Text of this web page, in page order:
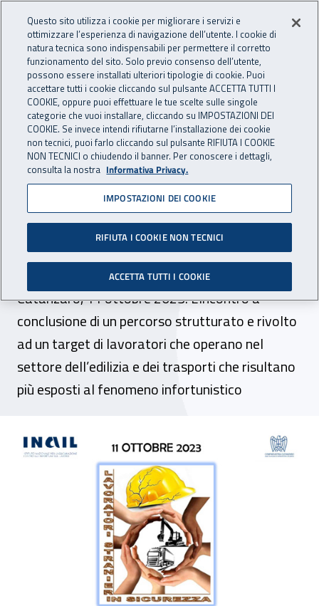
INAIL - Istituto Nazionale
Apri cerca
Navigazione principale
Navigazione - Ti trovi in:
Home Inail comunica Eventi
11 ottobre 2023
Evento - Presentazione
progetto "Lavoratori
stranieri in sicurezza"
Catanzaro, 11 ottobre 2023. L'incontro a
conclusione di un percorso strutturato e rivolto
ad un target di lavoratori che operano nel
settore dell’edilizia e dei trasporti che risultano
più esposti al fenomeno infortunistico
Evento - Presentazione progetto
Questo sito utilizza i cookie per migliorare i servizi e
ottimizzare l’esperienza di navigazione dell’utente. I cookie di
natura tecnica sono indispensabili per permettere il corretto
funzionamento del sito. Solo previo consenso dell’utente,
possono essere installati ulteriori tipologie di cookie. Puoi
accettare tutti i cookie cliccando sul pulsante ACCETTA TUTTI I
COOKIE, oppure puoi effettuare le tue scelte sulle singole
categorie che vuoi installare, cliccando su IMPOSTAZIONI DEI
COOKIE. Se invece intendi rifiutarne l’installazione dei cookie
non tecnici, puoi farlo cliccando sul pulsante RIFIUTA I COOKIE
NON TECNICI o chiudendo il banner. Per conoscere i dettagli,
consulta la nostra Informativa Privacy.
IMPOSTAZIONI DEI COOKIE
RIFIUTA I COOKIE NON TECNICI
ACCETTA TUTTI I COOKIE